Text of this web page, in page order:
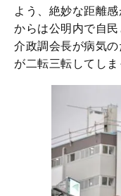
よう、絶妙な距離
からは公明内で自
介政調会長が病気
が二転三転してしま